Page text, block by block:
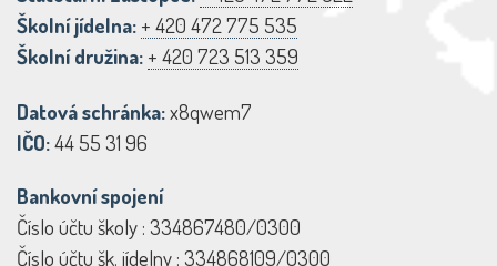
Školní jídelna: + 420 472 775 535
Školní družina: + 420 723 513 359
Datová schránka:x8qwem7
IČO:44 55 31 96
Bankovní spojení
Číslo účtu školy : 334867480/0300
Číslo účtu šk. jídelny : 334868109/0300